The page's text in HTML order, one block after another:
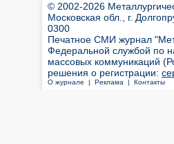
© 2002-2026
Московская обл., г.
0300
Печатное СМИ журнал
Федеральной службой по
массовых коммуникаций
решения о регистрации:
О журнале | Реклама | Контакты